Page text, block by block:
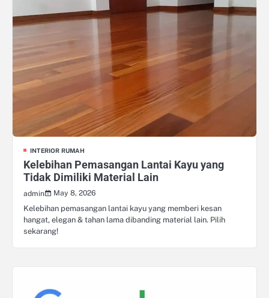
INTERIOR RUMAH
Kelebihan Pemasangan Lantai Kayu yang
Tidak Dimiliki Material Lain
admin
May 8, 2026
Kelebihan pemasangan lantai kayu yang memberi kesan
hangat, elegan & tahan lama dibanding material lain. Pilih
sekarang!